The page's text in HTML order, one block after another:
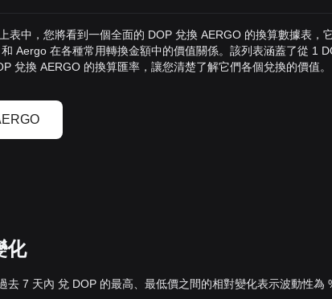
表中，您將看到一個全面的 DOP 兌換 AERGO 的換算數據表，
Aergo 在各種常用轉換金額中的價值關係。該列表涵蓋了從 1
兌換 AERGO 的換算匯率，讓您清楚了解它們各個兌換的價值。
化
7 天內 兌 DOP 的最高、最低價之間的相對變化表示波動性為